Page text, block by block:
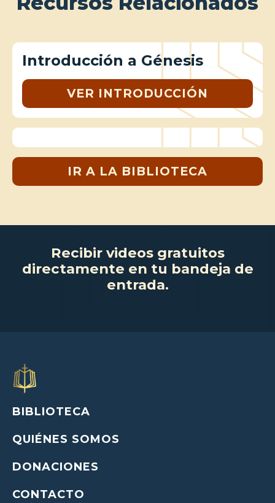
Introducción a Génesis
VER INTRODUCCIÓN
IR A LA BIBLIOTECA
Recibir videos gratuitos
directamente en tu bandeja de
entrada.
BIBLIOTECA
QUIÉNES SOMOS
DONACIONES
CONTACTO